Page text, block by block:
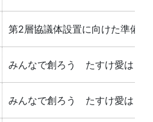
第2層協議体設置に向けた準備会
みんなで創ろう たすけ愛はし
みんなで創ろう たすけ愛はし